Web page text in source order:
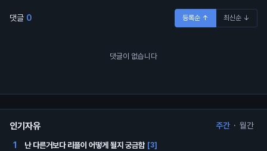
댓글 0 등록순 ↑ 최신순 ↓
댓글이 없습니다
인기자유 주간 · 월간
1 난 다른거보다 리플이 어떻게 될지 궁금함 [3]